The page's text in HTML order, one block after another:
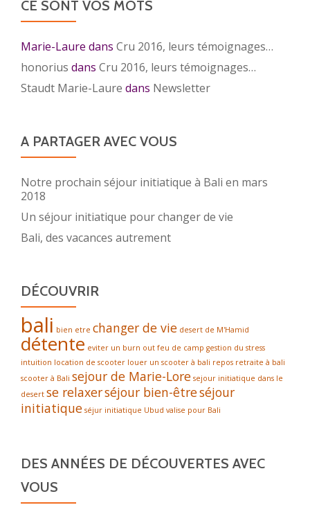
CE SONT VOS MOTS
Marie-Laure dans Cru 2016, leurs témoignages…
honorius dans Cru 2016, leurs témoignages…
Staudt Marie-Laure dans Newsletter
A PARTAGER AVEC VOUS
Notre prochain séjour initiatique à Bali en mars
2018
Un séjour initiatique pour changer de vie
Bali, des vacances autrement
DÉCOUVRIR
bali bien etre changer de vie desert de M'Hamid
détente eviter un burn out feu de camp gestion du stress
intuition location de scooter louer un scooter à bali repos retraite à bali
scooter à Bali sejour de Marie-Lore sejour initiatique dans le
desert se relaxerséjour bien-êtreséjour
initiatique séjur initiatique Ubud valise pour Bali
DES ANNÉES DE DÉCOUVERTES AVEC
VOUS